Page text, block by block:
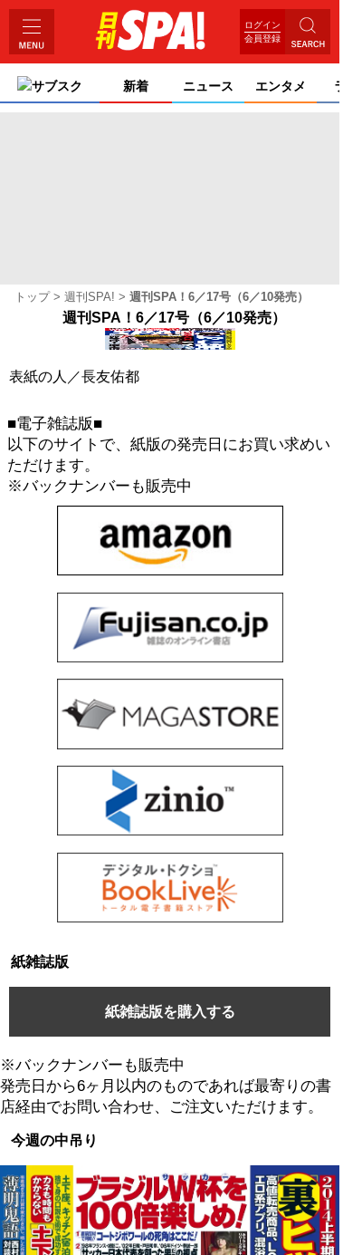
ログイン
会員登録
サブスク 新着 ニュース エンタメ
トップ 週刊SPA! 週刊SPA！6／17号（6／10発売）
週刊SPA！6／17号（6／10発売）
表紙の人／長友佑都
■電子雑誌版■
以下のサイトで、紙版の発売日にお買い求めい
ただけます。
※バックナンバーも販売中
紙雑誌版
紙雑誌版を購入する
※バックナンバーも販売中
発売日から6ヶ月以内のものであれば最寄りの書
店経由でお問い合わせ、ご注文いただけます。
今週の中吊り